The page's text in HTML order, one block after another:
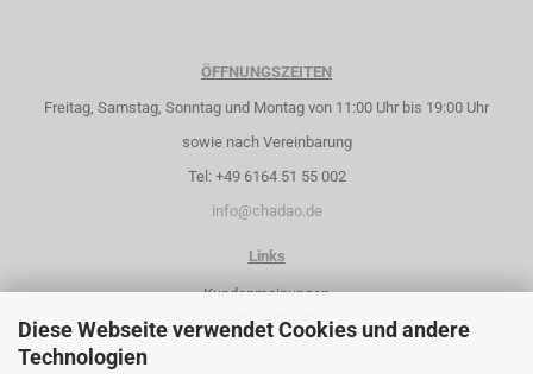
Diese Webseite verwendet Cookies und andere
Technologien
ÖFFNUNGSZEITEN
Freitag, Samstag, Sonntag und Montag von 11:00 Uhr bis 19:00 Uhr
sowie nach Vereinbarung
Tel: +49 6164 51 55 002
info@chadao.de
Links
Kundenmeinungen
Sonderangebote